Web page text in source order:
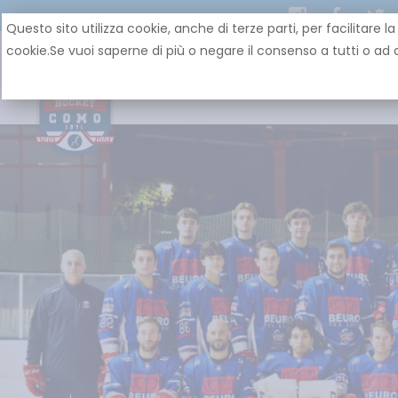
Questo sito utilizza cookie, anche di terze parti, per facilitare
cookie.Se vuoi saperne di più o negare il consenso a tutti o ad